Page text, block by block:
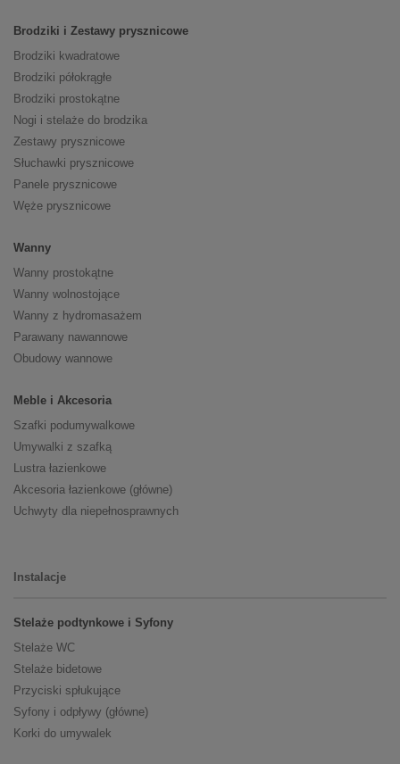
Brodziki i Zestawy prysznicowe
Brodziki kwadratowe
Brodziki półokrągłe
Brodziki prostokątne
Nogi i stelaże do brodzika
Zestawy prysznicowe
Słuchawki prysznicowe
Panele prysznicowe
Węże prysznicowe
Wanny
Wanny prostokątne
Wanny wolnostojące
Wanny z hydromasażem
Parawany nawannowe
Obudowy wannowe
Meble i Akcesoria
Szafki podumywalkowe
Umywalki z szafką
Lustra łazienkowe
Akcesoria łazienkowe (główne)
Uchwyty dla niepełnosprawnych
Instalacje
Stelaże podtynkowe i Syfony
Stelaże WC
Stelaże bidetowe
Przyciski spłukujące
Syfony i odpływy (główne)
Korki do umywalek